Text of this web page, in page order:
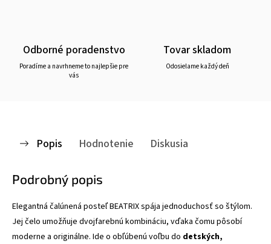
Odborné poradenstvo
Poradíme a navrhneme to najlepšie pre
vás
Tovar skladom
Odosielame každý deň
Popis Hodnotenie Diskusia
Podrobný popis
Elegantná čalúnená posteľ BEATRIX spája jednoduchosť so štýlom.
Jej čelo umožňuje dvojfarebnú kombináciu, vďaka čomu pôsobí
moderne a originálne. Ide o obľúbenú voľbu do detských,